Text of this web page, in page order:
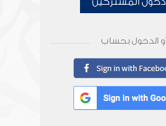
أو الدخول بحساب